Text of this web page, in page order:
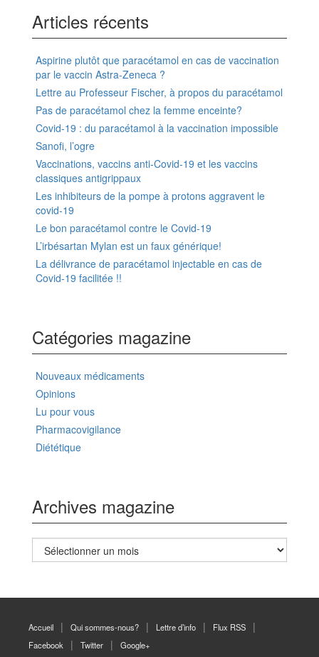
Articles récents
Aspirine plutôt que paracétamol en cas de vaccination
par le vaccin Astra-Zeneca ?
Lettre au Professeur Fischer, à propos du paracétamol
Pas de paracétamol chez la femme enceinte?
Covid-19 : du paracétamol à la vaccination impossible
Sanofi, l’ogre
Vaccinations, vaccins anti-Covid-19 et les vaccins
classiques antigrippaux
Les inhibiteurs de la pompe à protons aggravent le
covid-19
Le bon paracétamol contre le Covid-19
L’irbésartan Mylan est un faux générique!
La délivrance de paracétamol injectable en cas de
Covid-19 facilitée !!
Catégories magazine
Nouveaux médicaments
Opinions
Lu pour vous
Pharmacovigilance
Diététique
Archives magazine
Archives
magazine
Accueil Qui sommes-nous? Lettre d’info
Flux RSS
Facebook
Twitter Google+